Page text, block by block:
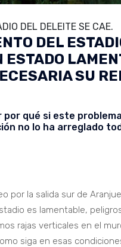
DEL DELEITE SE CAE.
DEL
SU
por qué si este
no lo ha arreglado
por la salida sur de
es lamentable,
rajas verticales en el
siga en esas